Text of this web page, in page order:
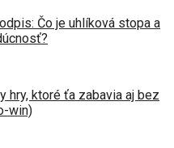
Čo je uhlíková stopa a
hry, ktoré ťa zabavia aj bez
win)